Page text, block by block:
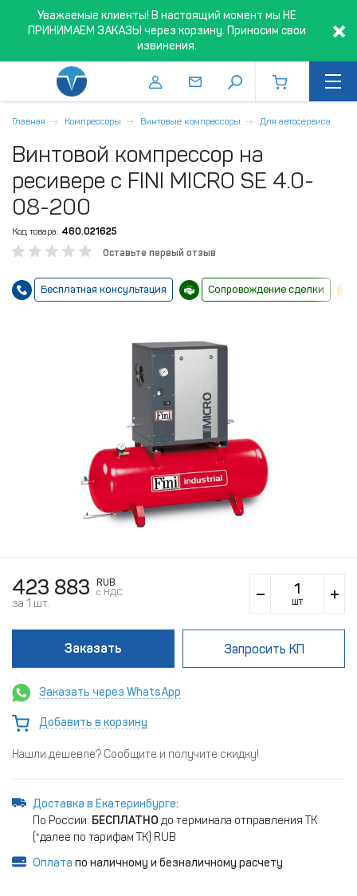
Уважаемые клиенты! В настоящий момент мы НЕ
ПРИНИМАЕМ ЗАКАЗЫ через корзину. Приносим свои
извинения.
Главная Компрессоры Винтовые компрессоры Для автосервиса
Винтовой компрессор на
ресивере с FINI MICRO SE 4.0-
08-200
Код товара: 460.021625
Оставьте первый отзыв
Бесплатная консультация Сопровождение сделки
423 883
RUB
c НДС
за 1 шт. шт
Заказать Запросить КП
Заказать через WhatsApp
Добавить в корзину
Нашли дешевле? Сообщите и получите скидку!
Доставка в Екатеринбурге:
По России: БЕСПЛАТНО до терминала отправления ТК
(*далее по тарифам ТК) RUB
Оплата по наличному и безналичному расчету